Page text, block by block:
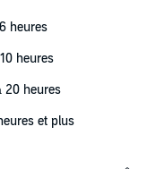
heures
heures
20 heures
et plus